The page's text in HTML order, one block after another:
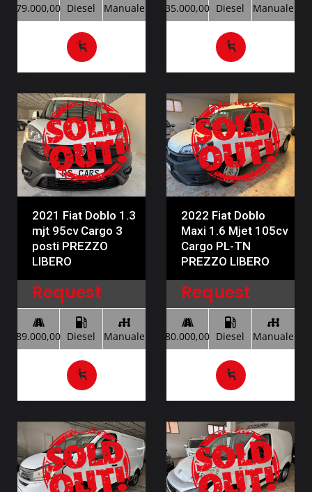
79.000,00 Diesel Manuale 35.000,00 Diesel Manuale
2021 Fiat Doblo 1.3
mjt 95cv Cargo 3
posti PREZZO
LIBERO
Request
89.000,00 Diesel Manuale
2022 Fiat Doblo
Maxi 1.6 Mjet 105cv
Cargo PL-TN
PREZZO LIBERO
Request
80.000,00 Diesel Manuale